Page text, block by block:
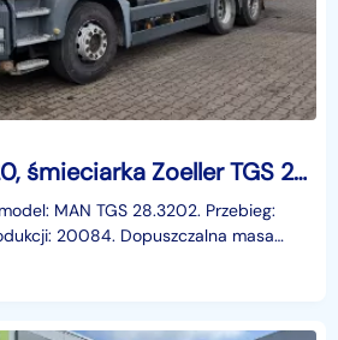
MAN TGS 28.320, śmieciarka Zoeller TGS 28.320, śmieciarka Zoeller
MAN TGS 28.3202. Przebieg:
20084. Dopuszczalna masa
kg5. Silnik z zapłonem samo